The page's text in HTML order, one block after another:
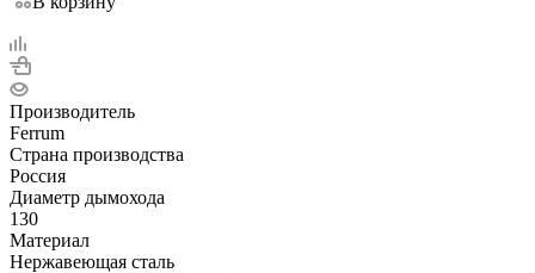
Производитель
Ferrum
Страна производства
Россия
Диаметр дымохода
130
Материал
Нержавеющая сталь